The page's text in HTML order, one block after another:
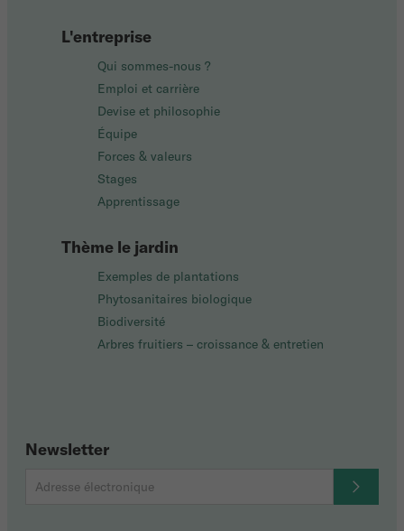
L'entreprise
Qui sommes-nous ?
Emploi et carrière
Devise et philosophie
Équipe
Forces & valeurs
Stages
Apprentissage
Thème le jardin
Exemples de plantations
Phytosanitaires biologique
Biodiversité
Arbres fruitiers – croissance & entretien
Newsletter